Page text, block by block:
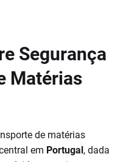
Segurança
Matérias
de matérias
em Portugal, dada